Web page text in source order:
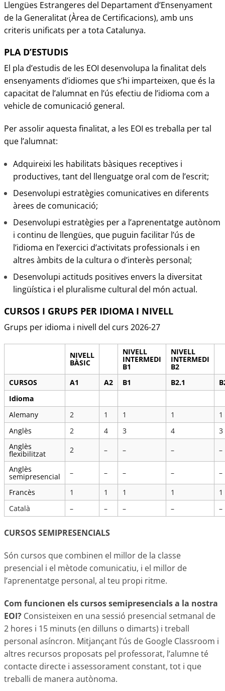
Llengües Estrangeres del Departament d’Ensenyament
de la Generalitat (Àrea de Certificacions), amb uns
criteris unificats per a tota Catalunya.
PLA D’ESTUDIS
El pla d’estudis de les EOI desenvolupa la finalitat dels
ensenyaments d’idiomes que s’hi imparteixen, que és la
capacitat de l’alumnat en l’ús efectiu de l’idioma com a
vehicle de comunicació general.
Per assolir aquesta finalitat, a les EOI es treballa per tal
que l’alumnat:
Adquireixi les habilitats bàsiques receptives i
productives, tant del llenguatge oral com de l’escrit;
Desenvolupi estratègies comunicatives en diferents
àrees de comunicació;
Desenvolupi estratègies per a l’aprenentatge autònom
i continu de llengües, que puguin facilitar l’ús de
l’idioma en l’exercici d’activitats professionals i en
altres àmbits de la cultura o d’interès personal;
Desenvolupi actituds positives envers la diversitat
lingüística i el pluralisme cultural del món actual.
CURSOS I GRUPS PER IDIOMA I NIVELL
Grups per idioma i nivell del curs 2026-27
NIVELL
BÀSIC
NIVELL
INTERMEDI
B1
NIVELL
INTERMEDI
B2
CURSOS
A1 A2 B1 B2.1
Idioma
Alemany
2 1 1 1
1
Anglès
2 4 3 4
3
Anglès
flexibilitzat 2 – – –
–
Anglès
semipresencial – – – – –
Francès 1 1 1 1
1
Català
– – – – –
CURSOS SEMIPRESENCIALS
Són cursos que combinen el millor de la classe
presencial i el mètode comunicatiu, i el millor de
l’aprenentatge personal, al teu propi ritme.
Com funcionen els cursos semipresencials a la nostra
EOI? Consisteixen en una sessió presencial setmanal de
2 hores i 15 minuts (en dilluns o dimarts) i treball
personal asíncron. Mitjançant l’ús de Google Classroom i
altres recursos proposats pel professorat, l’alumne té
contacte directe i assessorament constant, tot i que
treballi de manera autònoma.